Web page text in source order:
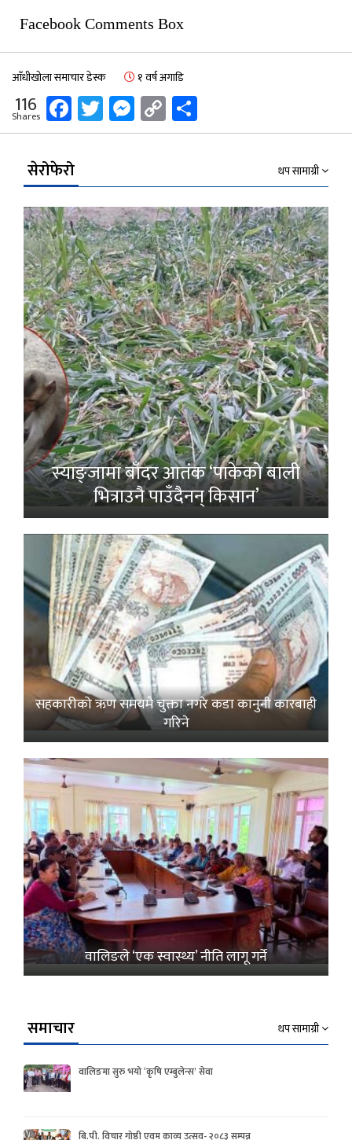
Facebook Comments Box
आँधीखोला समाचार डेस्क १ वर्ष अगाडि
116
Shares Facebook
Twitter
Messenger
Copy
Link
सेरोफेरो थप सामाग्री
स्याङ्जामा बाँदर आतंक ‘पाकेको बाली
भित्राउनै पाउँदैनन् किसान’
सहकारीको ऋण समयमै चुक्ता नगरे कडा कानुनी कारबाही
गरिने
वालिङले ‘एक स्वास्थ्य’ नीति लागू गर्ने
समाचार थप सामाग्री
वालिङमा सुरु भयो ‘कृषि एम्बुलेन्स’ सेवा
बि.पी. विचार गोष्ठी एवम काव्य उत्सव- २०८३ सम्पन्न